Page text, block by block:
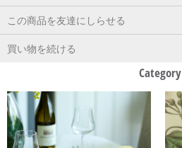
この商品を友達にしらせる
買い物を続ける
Category